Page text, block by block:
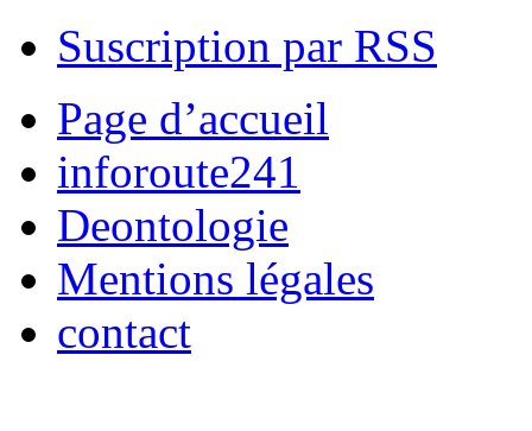
Suscription par RSS
Page d’accueil
inforoute241
Deontologie
Mentions légales
contact